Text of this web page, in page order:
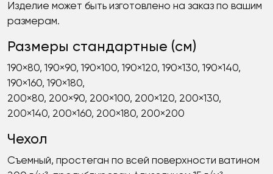
Изделие может быть изготовлено на заказ по вашим
размерам.
Размеры стандартные (см)
190×80, 190×90, 190×100, 190×120, 190×130, 190×140,
190×160, 190×180,
200×80, 200×90, 200×100, 200×120, 200×130,
200×140, 200×160, 200×180, 200×200
Чехол
Съемный, простеган по всей поверхности ватином